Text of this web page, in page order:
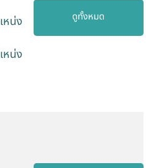
หน่ง
หน่ง
ดูทั้งหมด